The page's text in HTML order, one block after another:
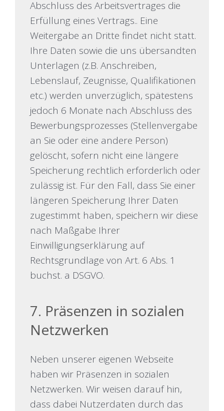
Abschluss des Arbeitsvertrages die
Erfüllung eines Vertrags.. Eine
Weitergabe an Dritte findet nicht statt.
Ihre Daten sowie die uns übersandten
Unterlagen (z.B. Anschreiben,
Lebenslauf, Zeugnisse, Qualifikationen
etc.) werden unverzüglich, spätestens
jedoch 6 Monate nach Abschluss des
Bewerbungsprozesses (Stellenvergabe
an Sie oder eine andere Person)
gelöscht, sofern nicht eine längere
Speicherung rechtlich erforderlich oder
zulässig ist. Für den Fall, dass Sie einer
längeren Speicherung Ihrer Daten
zugestimmt haben, speichern wir diese
nach Maßgabe Ihrer
Einwilligungserklärung auf
Rechtsgrundlage von Art. 6 Abs. 1
buchst. a DSGVO.
7. Präsenzen in sozialen
Netzwerken
Neben unserer eigenen Webseite
haben wir Präsenzen in sozialen
Netzwerken. Wir weisen darauf hin,
dass dabei Nutzerdaten durch das